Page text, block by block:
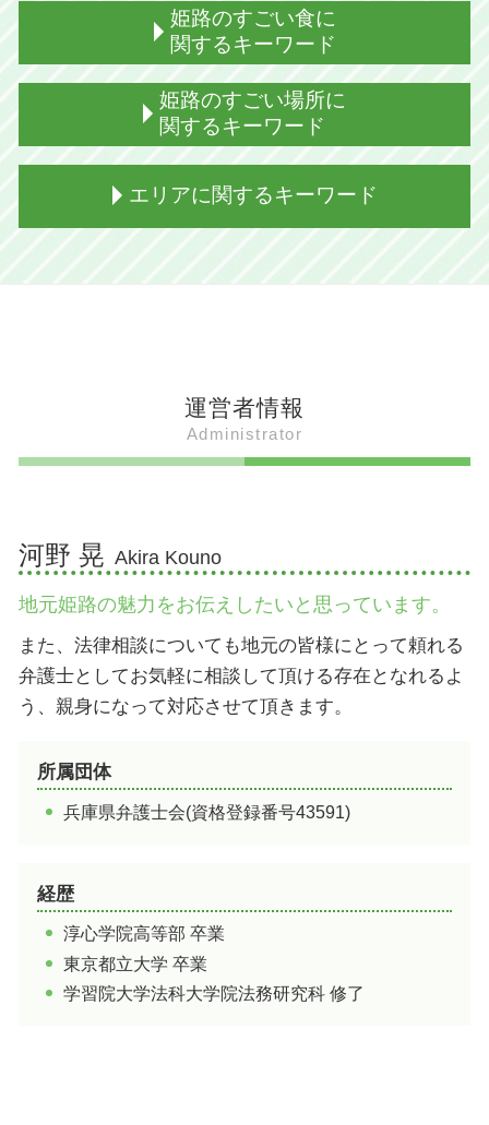
姫路出身 力士
姫路出身の芸能人
姫路 歴史上の人物
姫路出身 芸能人 男性
姫路 すごい人えらい人
姫路 代表
姫路出身 演歌歌手
姫路出身 社長
姫路出身 有名人
放送作家 芸人
姫路出身 グループ
姫路出身 ユーチューバー
姫路のすごい食に
関するキーワード
姫路 駅そば 由来
姫路 ぐじゃ焼き
姫路おでん 特徴
姫路 御座候 とは
姫路 ぐじゃ焼き ルール
姫路 ぐじゃ焼き 地図
姫路 ござそうろうとは 簡単に
姫路 ぐじゃ焼き 歴史
姫路おでん 歴史
アーモンドトースト 姫路
姫路のすごい場所に
関するキーワード
お菊井戸 姫路城
武将信仰 男山八幡宮 スピリチュアル
姫路城 美しさ
姫路 公園
姫路 射楯兵主神社 どんど
姫路 すごい場所 有名
姫路 博物館
男山八幡宮 姫路
姫路 すごい場所 海
姫路 すごい場所 観光
破磐神社 池
エリアに関するキーワード
たつの市 遊び場
加西市 b級 グルメ
加古川市 遊び場
加西市 遊び場
加西市 観光 おすすめ
姫路市 人口
加古川市 観光 おすすめ
加古川市 公園
たつの市 釣り
たつの市 魅力
運営者情報
Administrator
河野 晃 Akira Kouno
地元姫路の魅力をお伝えしたいと思っています。
また、法律相談についても地元の皆様にとって頼れる
弁護士としてお気軽に相談して頂ける存在となれるよ
う、親身になって対応させて頂きます。
所属団体
兵庫県弁護士会(資格登録番号43591)
経歴
淳心学院高等部 卒業
東京都立大学 卒業
学習院大学法科大学院法務研究科 修了